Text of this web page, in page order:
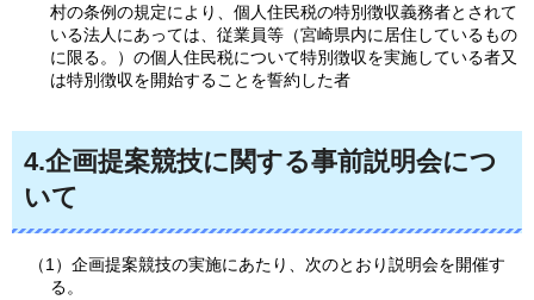
村の条例の規定により、個人住民税の特別徴収義務者とされて
いる法人にあっては、従業員等（宮崎県内に居住しているもの
に限る。）の個人住民税について特別徴収を実施している者又
は特別徴収を開始することを誓約した者
4.企画提案競技に関する事前説明会につ
いて
（1）企画提案競技の実施にあたり、次のとおり説明会を開催す
る。